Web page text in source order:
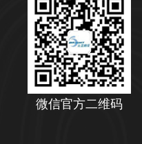
微信官方二维码